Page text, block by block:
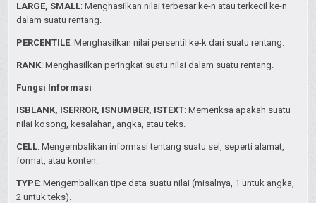
LARGE, SMALL: Menghasilkan nilai terbesar ke-n atau terkecil ke-n
dalam suatu rentang.
PERCENTILE: Menghasilkan nilai persentil ke-k dari suatu rentang.
RANK: Menghasilkan peringkat suatu nilai dalam suatu rentang.
Fungsi Informasi
ISBLANK, ISERROR, ISNUMBER, ISTEXT: Memeriksa apakah suatu
nilai kosong, kesalahan, angka, atau teks.
CELL: Mengembalikan informasi tentang suatu sel, seperti alamat,
format, atau konten.
TYPE: Mengembalikan tipe data suatu nilai (misalnya, 1 untuk angka,
2 untuk teks).